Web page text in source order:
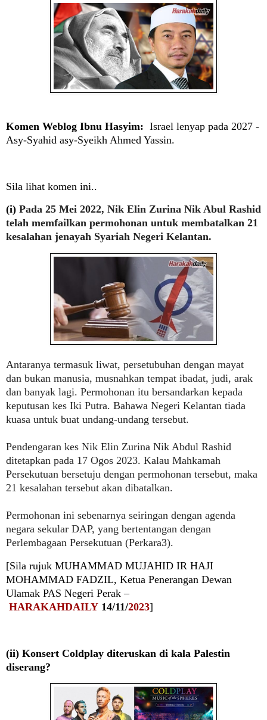
Komen Weblog Ibnu Hasyim: Israel lenyap pada 2027 -
Asy-Syahid asy-Syeikh Ahmed Yassin.
Sila lihat komen ini..
(i) Pada 25 Mei 2022, Nik Elin Zurina Nik Abul Rashid
telah memfailkan permohonan untuk membatalkan 21
kesalahan jenayah Syariah Negeri Kelantan.
Antaranya termasuk liwat, persetubuhan dengan mayat
dan bukan manusia, musnahkan tempat ibadat, judi, arak
dan banyak lagi. Permohonan itu bersandarkan kepada
keputusan kes Iki Putra. Bahawa Negeri Kelantan tiada
kuasa untuk buat undang-undang tersebut.
Pendengaran kes Nik Elin Zurina Nik Abdul Rashid
ditetapkan pada 17 Ogos 2023. Kalau Mahkamah
Persekutuan bersetuju dengan permohonan tersebut, maka
21 kesalahan tersebut akan dibatalkan.
Permohonan ini sebenarnya seiringan dengan agenda
negara sekular DAP, yang bertentangan dengan
Perlembagaan Persekutuan (Perkara3).
[Sila rujuk MUHAMMAD MUJAHID IR HAJI
MOHAMMAD FADZIL, Ketua Penerangan Dewan
Ulamak PAS Negeri Perak –
HARAKAHDAILY 14/11/2023]
(ii) Konsert Coldplay diteruskan di kala Palestin
diserang?